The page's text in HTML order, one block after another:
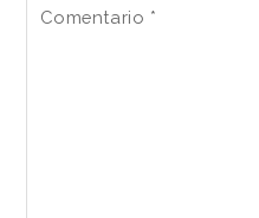
Comentario *